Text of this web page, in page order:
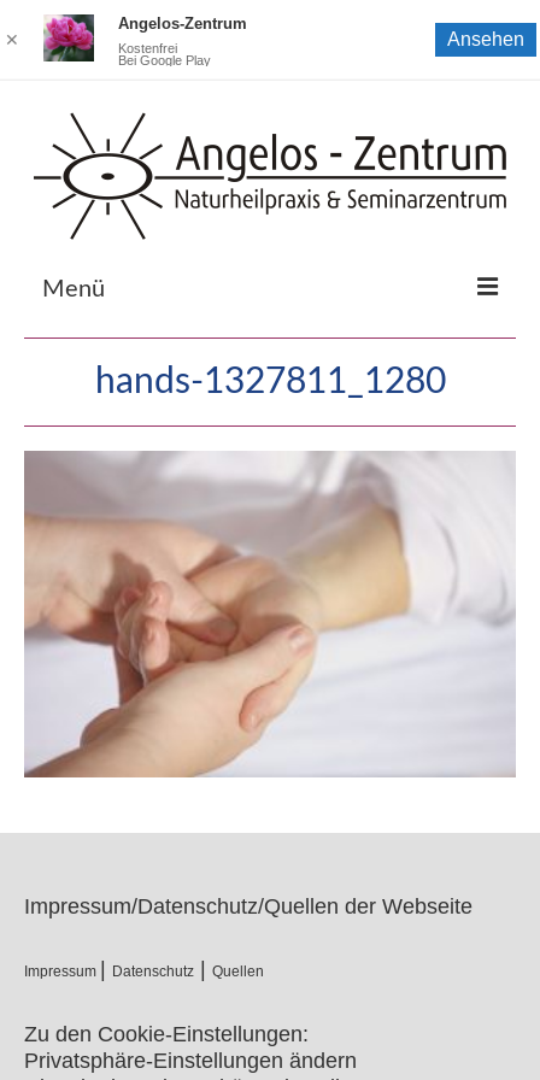
Menü
Zur Naturheilpraxis von Elisabeth Jaskolla
Zum Seminarzentrum von Donald Jaskolla
Kontaktmöglichkeiten
hands-1327811_1280
Impressum/Datenschutz/Quellen der Webseite
Impressum | Datenschutz | Quellen
Zu den Cookie-Einstellungen:
Privatsphäre-Einstellungen ändern
✕
Angelos-Zentrum
Kostenfrei
Bei Google Play
Ansehen